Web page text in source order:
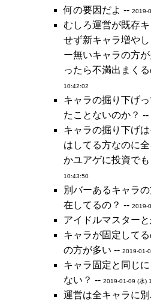
何の要因だよ -- 2019-
むしろ運営が既存
せず新キャラ増や
ー無いキャラの方
ったら不満出まく
10:42:02
キャラの掘り下げ
たことないのか？ --
キャラの掘り下げ
はしてる方なのに
かユアゲに投資で
10:43:50
別バーあるキャラ
在してるの？ -- 2019-
アイドルマスター
キャラが固定して
の方が多い -- 2019-01-
キャラ固定と同じ
ない？ -- 2019-01-09 (水)
運営は全キャラに